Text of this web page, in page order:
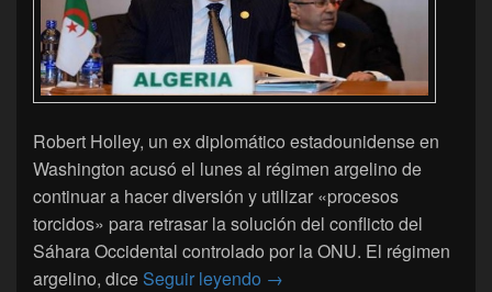
Robert Holley, un ex diplomático estadounidense en
Washington acusó el lunes al régimen argelino de
continuar a hacer diversión y utilizar «procesos
torcidos» para retrasar la solución del conflicto del
Sáhara Occidental controlado por la ONU. El régimen
argelino, dice Seguir leyendo Sáhara Occidental:
→